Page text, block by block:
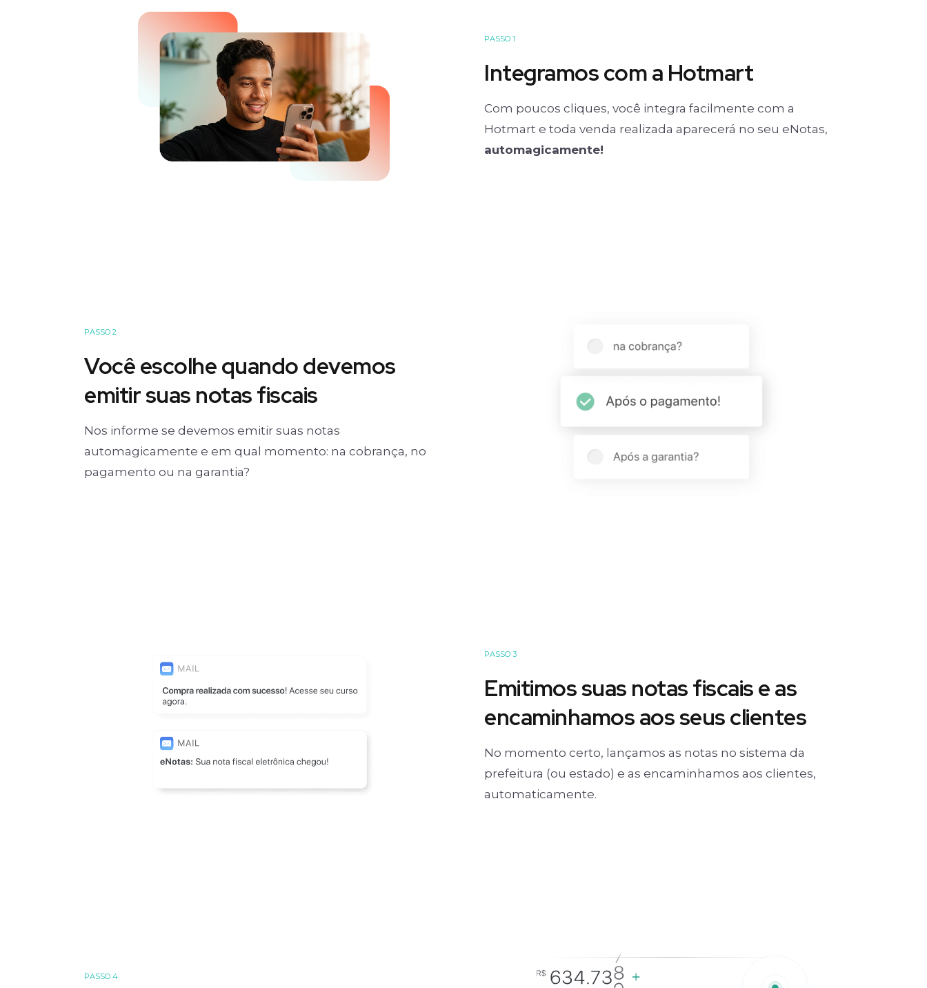
PASSO 1
Integramos com a Hotmart
Com poucos cliques, você integra facilmente com a
Hotmart e toda venda realizada aparecerá no seu eNotas,
automagicamente!
PASSO 2
Você escolhe quando devemos
emitir suas notas fiscais
Nos informe se devemos emitir suas notas
automagicamente e em qual momento: na cobrança, no
pagamento ou na garantia?
PASSO 3
Emitimos suas notas fiscais e as
encaminhamos aos seus clientes
No momento certo, lançamos as notas no sistema da
prefeitura (ou estado) e as encaminhamos aos clientes,
automaticamente.
PASSO 4